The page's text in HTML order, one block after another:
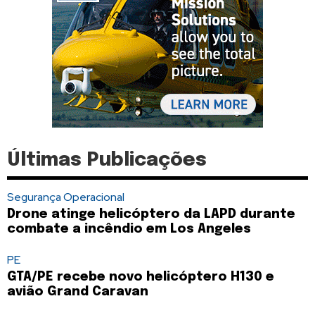
Últimas Publicações
Segurança Operacional
Drone atinge helicóptero da LAPD durante
combate a incêndio em Los Angeles
PE
GTA/PE recebe novo helicóptero H130 e
avião Grand Caravan